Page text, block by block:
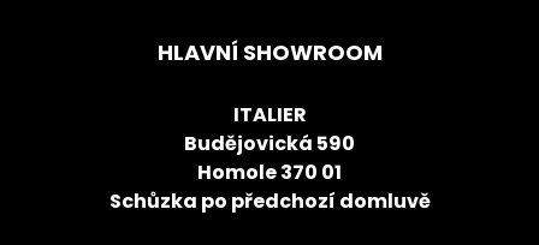
HLAVNÍ SHOWROOM
ITALIER
Budějovická 590
Homole 370 01
Schůzka po předchozí domluvě